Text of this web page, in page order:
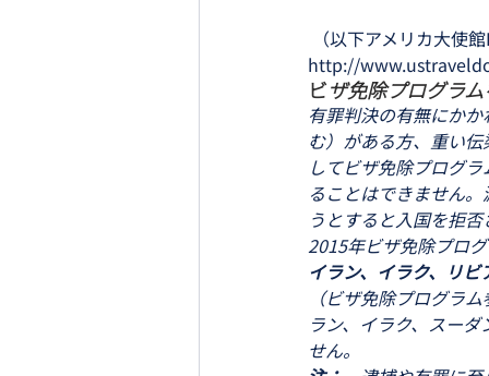
（以下アメリカ大使
http://
ビザ免除プログラ
有罪判決の有無にか
む）がある方、重い
してビザ免除プログ
ることはできません
うとすると入国を拒
2015年ビザ免除プロ
イラン、イラク、リ
（ビザ免除プログラ
ラン、イラク、スー
せん。